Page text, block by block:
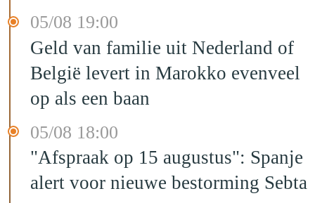
05/08 19:00
Geld van familie uit Nederland of
België levert in Marokko evenveel
op als een baan
05/08 18:00
"Afspraak op 15 augustus": Spanje
alert voor nieuwe bestorming Sebta